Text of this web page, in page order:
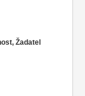
Žadatel